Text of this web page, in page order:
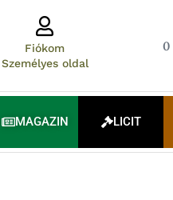
Fiókom
Személyes oldal
0
MAGAZIN LICIT